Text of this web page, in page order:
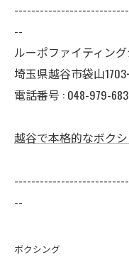
--
ルーポファイティン
埼玉県越谷市袋山1703
電話番号 : 048-979-
越谷で本格的なボク
--
ボクシング